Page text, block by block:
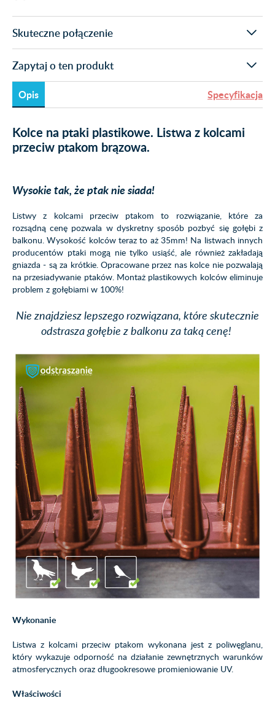
Skuteczne połączenie
Zapytaj o ten produkt
Opis Specyfikacja
Kolce na ptaki plastikowe. Listwa z kolcami
przeciw ptakom brązowa.
Wysokie tak, że ptak nie siada!
Listwy z kolcami przeciw ptakom to rozwiązanie, które za
rozsądną cenę pozwala w dyskretny sposób pozbyć się gołębi z
balkonu. Wysokość kolców teraz to aż 35mm! Na listwach innych
producentów ptaki mogą nie tylko usiąść, ale również zakładają
gniazda - są za krótkie. Opracowane przez nas kolce nie pozwalają
na przesiadywanie ptaków. Montaż plastikowych kolców eliminuje
problem z gołębiami w 100%!
Nie znajdziesz lepszego rozwiązana, które skutecznie
odstrasza gołębie z balkonu za taką cenę!
Wykonanie
Listwa z kolcami przeciw ptakom wykonana jest z poliwęglanu,
który wykazuje odporność na działanie zewnętrznych warunków
atmosferycznych oraz długookresowe promieniowanie UV.
Właściwości